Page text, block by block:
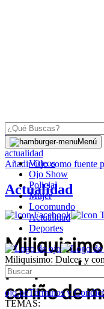
Menú
Videos
Ojo Show
Policial
Mujer
Locomundo
Actualidad
Deportes
Miliquisimo: Dulces y
ojo.peTérminos y
TEMAS:
OJO
actualidad
AñadirOjocomo fuente
Actualidad
cariño de